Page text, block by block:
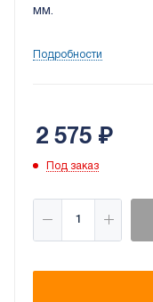
мм.
Подробности
2 575 ₽
Под заказ